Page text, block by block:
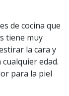
de cocina que
tiene muy
la cara y
edad.
para la piel